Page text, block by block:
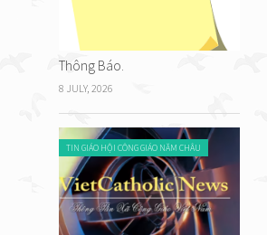
Thông Báo.
8 JULY, 2026
TIN GIÁO HỘI CÔNG GIÁO NĂM CHÂU